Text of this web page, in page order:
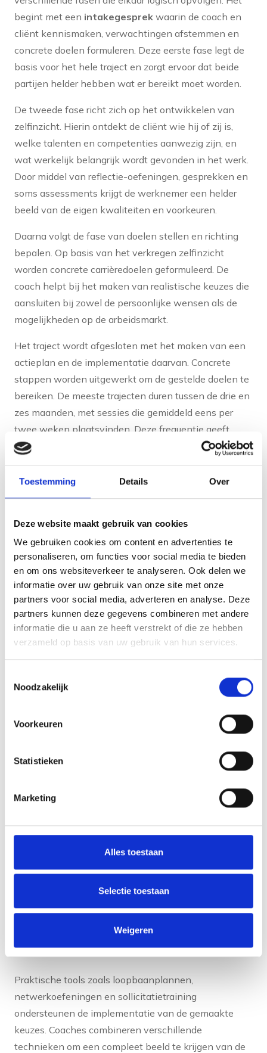
Toestemming Details Over
Deze website maakt gebruik van cookies
We gebruiken cookies om content en advertenties te
personaliseren, om functies voor social media te bieden
en om ons websiteverkeer te analyseren. Ook delen we
informatie over uw gebruik van onze site met onze
partners voor social media, adverteren en analyse. Deze
partners kunnen deze gegevens combineren met andere
informatie die u aan ze heeft verstrekt of die ze hebben
verzameld op basis van uw gebruik van hun services.
Noodzakelijk
Voorkeuren
Statistieken
Marketing
Alles toestaan
Selectie toestaan
Weigeren
begint met een intakegesprek waarin de coach en
cliënt kennismaken, verwachtingen afstemmen en
concrete doelen formuleren. Deze eerste fase legt de
basis voor het hele traject en zorgt ervoor dat beide
partijen helder hebben wat er bereikt moet worden.
De tweede fase richt zich op het ontwikkelen van
zelfinzicht. Hierin ontdekt de cliënt wie hij of zij is,
welke talenten en competenties aanwezig zijn, en
wat werkelijk belangrijk wordt gevonden in het werk.
Door middel van reflectie-oefeningen, gesprekken en
soms assessments krijgt de werknemer een helder
beeld van de eigen kwaliteiten en voorkeuren.
Daarna volgt de fase van doelen stellen en richting
bepalen. Op basis van het verkregen zelfinzicht
worden concrete carrièredoelen geformuleerd. De
coach helpt bij het maken van realistische keuzes die
aansluiten bij zowel de persoonlijke wensen als de
mogelijkheden op de arbeidsmarkt.
Het traject wordt afgesloten met het maken van een
actieplan en de implementatie daarvan. Concrete
stappen worden uitgewerkt om de gestelde doelen te
bereiken. De meeste trajecten duren tussen de drie en
zes maanden, met sessies die gemiddeld eens per
twee weken plaatsvinden. Deze frequentie geeft
voldoende tijd voor reflectie tussen de gesprekken
door.
Welke methoden en
tools gebruiken
loopbaancoaches in de
praktijk?
Loopbaancoaches maken gebruik van
wetenschappelijk onderbouwde methodiekenom
werknemers te helpen bij hun ontwikkeling.
Assessments en persoonlijkheidstests vormen vaak
brengen natuurlijke talenten, gedragsvoorkeuren en
BrainsFirst-methodiek, waarbij online breingames
zichtbaar maken. Dit type assessment levert een
persoonlijk profiel op dat richting geeft aan verdere
ontwikkeling en carrièrekeuzes.
Naast assessments maken coaches gebruik van
verschillende reflectie-oefeningen en
gesprekstechnieken. Waardenonderzoek helpt bij het
sterke punten liggen en welke vaardigheden verder
Praktische tools zoals loopbaanplannen,
netwerkoefeningen en sollicitatietraining
ondersteunen de implementatie van de gemaakte
keuzes. Coaches combineren verschillende
technieken om een compleet beeld te krijgen van de